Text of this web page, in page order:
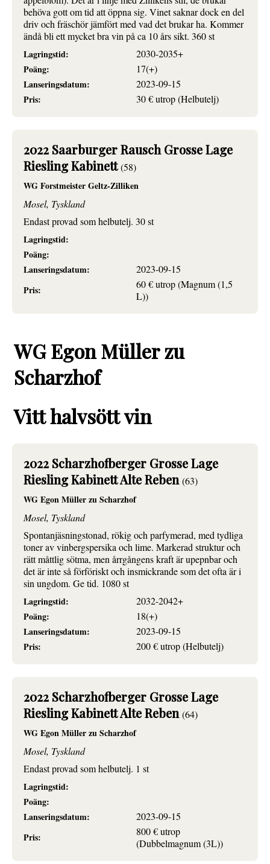
behöva gott om tid att öppna sig. Vinet saknar dock en del
driv och fräschör jämfört med vad det brukar ha. Kommer
ändå bli ett mycket bra vin på ca 10 års sikt. 360 st
Lagringstid:
2030-2035+
Poäng:
17(+)
Lanseringsdatum:
2023-09-15
Pris:
30 € utrop (Helbutelj)
2022 Saarburger Rausch Grosse Lage
Riesling Kabinett(58)
WG Forstmeister Geltz-Zilliken
Mosel, Tyskland
Endast provad som helbutelj. 30 st
Lagringstid:
Poäng:
Lanseringsdatum:
2023-09-15
Pris:
60 € utrop (Magnum (1,5
L))
WG Egon Müller zu
Scharzhof
Vitt halvsött vin
2022 Scharzhofberger Grosse Lage
Riesling Kabinett Alte Reben(63)
WG Egon Müller zu Scharzhof
Mosel, Tyskland
Spontanjäsningstonad, rökig och parfymerad, med tydliga
toner av vinbergspersika och lime. Markerad struktur och
rätt måttlig sötma, men årrgångens kraft är upepnbar och
det är inte så förföriskt och insmickrande som det ofta är i
sin ungdom. Ge tid. 1080 st
Lagringstid:
2032-2042+
Poäng:
18(+)
Lanseringsdatum:
2023-09-15
Pris:
200 € utrop (Helbutelj)
2022 Scharzhofberger Grosse Lage
Riesling Kabinett Alte Reben(64)
WG Egon Müller zu Scharzhof
Mosel, Tyskland
Endast provad som helbutelj. 1 st
Lagringstid:
Poäng:
Lanseringsdatum:
2023-09-15
Pris:
800 € utrop
(Dubbelmagnum (3L))